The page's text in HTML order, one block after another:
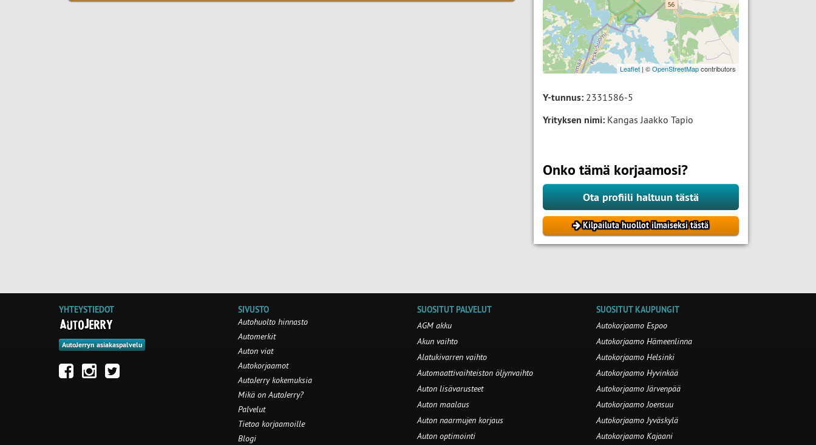
Leaflet | ©OpenStreetMapcontributors
Y-tunnus:2331586-5
Yrityksen nimi:Kangas Jaakko Tapio
Onko tämä korjaamosi?
Ota profiili haltuun tästä
Kilpailuta huollot ilmaiseksi tästä
YHTEYSTIEDOT
AutoJerryn asiakaspalvelu
SIVUSTO
Autohuolto hinnasto
Automerkit
Auton viat
Autokorjaamot
AutoJerry kokemuksia
Mikä on AutoJerry?
Palvelut
Tietoa korjaamoille
Blogi
SUOSITUT PALVELUT
AGM akku
Akun vaihto
Alatukivarren vaihto
Automaattivaihteiston öljynvaihto
Auton lisävarusteet
Auton maalaus
Auton naarmujen korjaus
Auton optimointi
SUOSITUT KAUPUNGIT
Autokorjaamo Espoo
Autokorjaamo Hämeenlinna
Autokorjaamo Helsinki
Autokorjaamo Hyvinkää
Autokorjaamo Järvenpää
Autokorjaamo Joensuu
Autokorjaamo Jyväskylä
Autokorjaamo Kajaani